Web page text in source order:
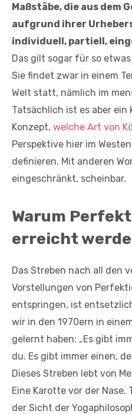
Maßstäbe, die aus dem
aufgrund ihrer
individuell, partiell,
Das gilt sogar für so
Sie findet zwar in einem
Welt statt, nämlich im
Tatsächlich ist es aber
Konzept, welche Art von
Perspektive hier im
definieren. Mit anderen
eingeschränkt, scheinbar.
Warum
erreicht
Das Streben nach all den
Vorstellungen von
entspringen, ist
wir in den 1970ern in
gelernt haben: „Es gibt
du. Es gibt immer einen,
Dieses Streben lebt von
Eine Karotte vor der
der Sicht der